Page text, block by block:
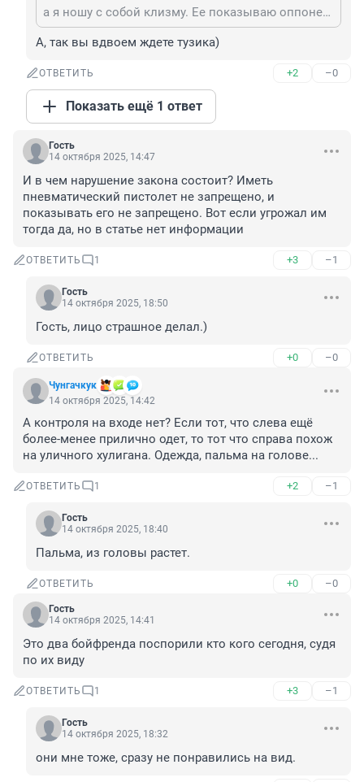
а я ношу с собой клизму. Ее показываю оппоненту и оппонент сразу замолкает
А, так вы вдвоем ждете тузика)
ОТВЕТИТЬ +2 –0
Показать ещё 1 ответ
Гость
14 октября 2025, 14:47
И в чем нарушение закона состоит? Иметь
пневматический пистолет не запрещено, и
показывать его не запрещено. Вот если угрожал им
тогда да, но в статье нет информации
ОТВЕТИТЬ 1 +3 –1
Гость
14 октября 2025, 18:50
Гость, лицо страшное делал.)
ОТВЕТИТЬ +0 –0
Чунгачкук
14 октября 2025, 14:42
А контроля на входе нет? Если тот, что слева ещё
более-менее прилично одет, то тот что справа похож
на уличного хулигана. Одежда, пальма на голове...
ОТВЕТИТЬ 1 +2 –1
Гость
14 октября 2025, 18:40
Пальма, из головы растет.
ОТВЕТИТЬ +0 –0
Гость
14 октября 2025, 14:41
Это два бойфренда поспорили кто кого сегодня, судя
по их виду
ОТВЕТИТЬ 1 +3 –1
Гость
14 октября 2025, 18:32
они мне тоже, сразу не понравились на вид.